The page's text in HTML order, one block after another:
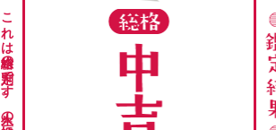
こ
れ
は
総格の
判定で
す
。
人生の
時期に
よ
っ
て
見る
べ
き
格は
変わ
り
ま
す
。
下の
ペ
ージ
を
よ
く
見て
総合的に
考
え
ま
し
ょ
う